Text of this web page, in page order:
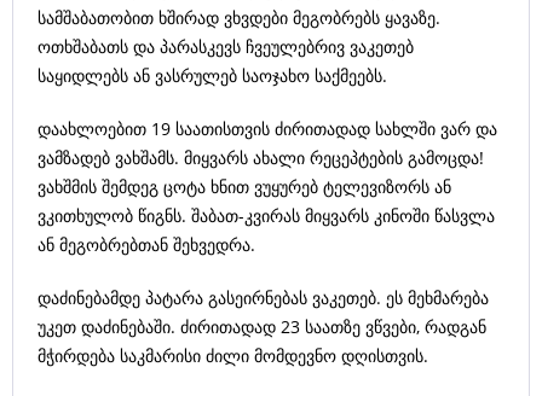
სამშაბათობით ხშირად ვხვდები მეგობრებს ყავაზე.
ოთხშაბათს და პარასკევს ჩვეულებრივ ვაკეთებ
საყიდლებს ან ვასრულებ საოჯახო საქმეებს.
დაახლოებით 19 საათისთვის ძირითადად სახლში ვარ და
ვამზადებ ვახშამს. მიყვარს ახალი რეცეპტების გამოცდა!
ვახშმის შემდეგ ცოტა ხნით ვუყურებ ტელევიზორს ან
ვკითხულობ წიგნს. შაბათ-კვირას მიყვარს კინოში წასვლა
ან მეგობრებთან შეხვედრა.
დაძინებამდე პატარა გასეირნებას ვაკეთებ. ეს მეხმარება
უკეთ დაძინებაში. ძირითადად 23 საათზე ვწვები, რადგან
მჭირდება საკმარისი ძილი მომდევნო დღისთვის.